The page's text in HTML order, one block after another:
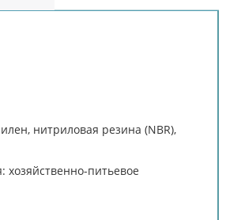
нитриловая резина (NBR),
питьевое